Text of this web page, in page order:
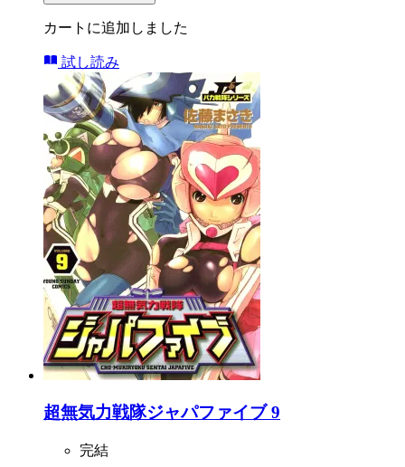
カートに追加しました
試し読み
超無気力戦隊ジャパファイブ 9
完結